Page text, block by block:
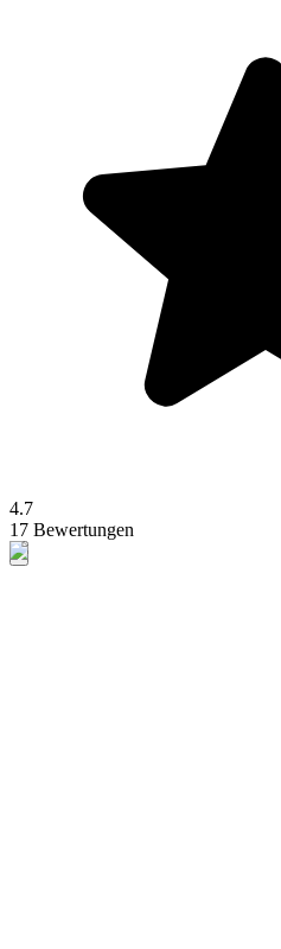
4.7
17 Bewertungen